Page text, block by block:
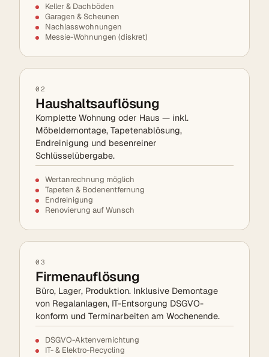
Keller & Dachböden
Garagen & Scheunen
Nachlasswohnungen
Messie-Wohnungen (diskret)
02
Haushaltsauflösung
Komplette Wohnung oder Haus — inkl.
Möbeldemontage, Tapetenablösung,
Endreinigung und besenreiner
Schlüsselübergabe.
Wertanrechnung möglich
Tapeten & Bodenentfernung
Endreinigung
Renovierung auf Wunsch
03
Firmenauflösung
Büro, Lager, Produktion. Inklusive Demontage
von Regalanlagen, IT-Entsorgung DSGVO-
konform und Terminarbeiten am Wochenende.
DSGVO-Aktenvernichtung
IT- & Elektro-Recycling